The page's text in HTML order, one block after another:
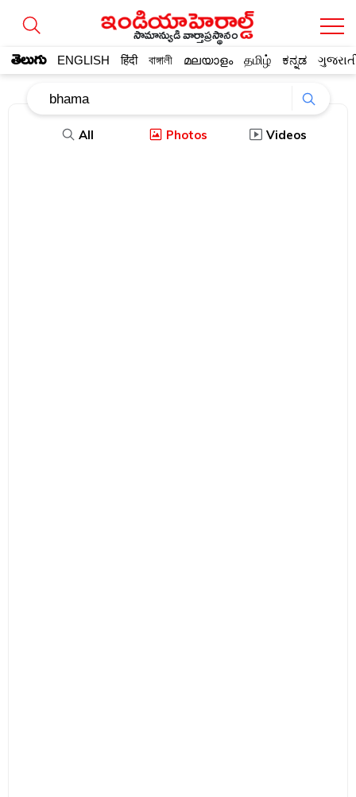
సామాన్యుడి వార్తాప్రస్థానం
తెలుగు ENGLISH हिंदी বাঙ্গালী മലയാളം தமிழ் ಕನ್ನಡ
All Photos Videos